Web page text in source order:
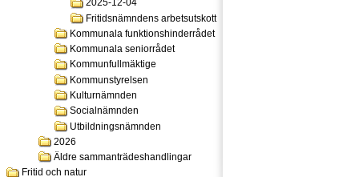
2025-12-04
Fritidsnämndens arbetsutskott
Kommunala funktionshinderrådet
Kommunala seniorrådet
Kommunfullmäktige
Kommunstyrelsen
Kulturnämnden
Socialnämnden
Utbildningsnämnden
2026
Äldre sammanträdeshandlingar
Fritid och natur